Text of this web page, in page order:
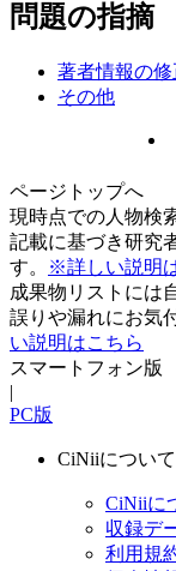
問題の指摘
著者情報の修
その他
ページトップへ
現時点での人物検
記載に基づき研究
す。
※詳しい説明
成果物リストには
誤りや漏れにお気
い説明はこちら
スマートフォン版
|
PC版
CiNiiについて
CiNiiに
収録デ
利用規